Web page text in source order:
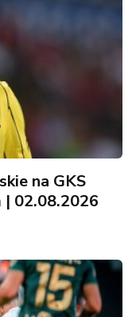
na GKS
| 02.08.2026